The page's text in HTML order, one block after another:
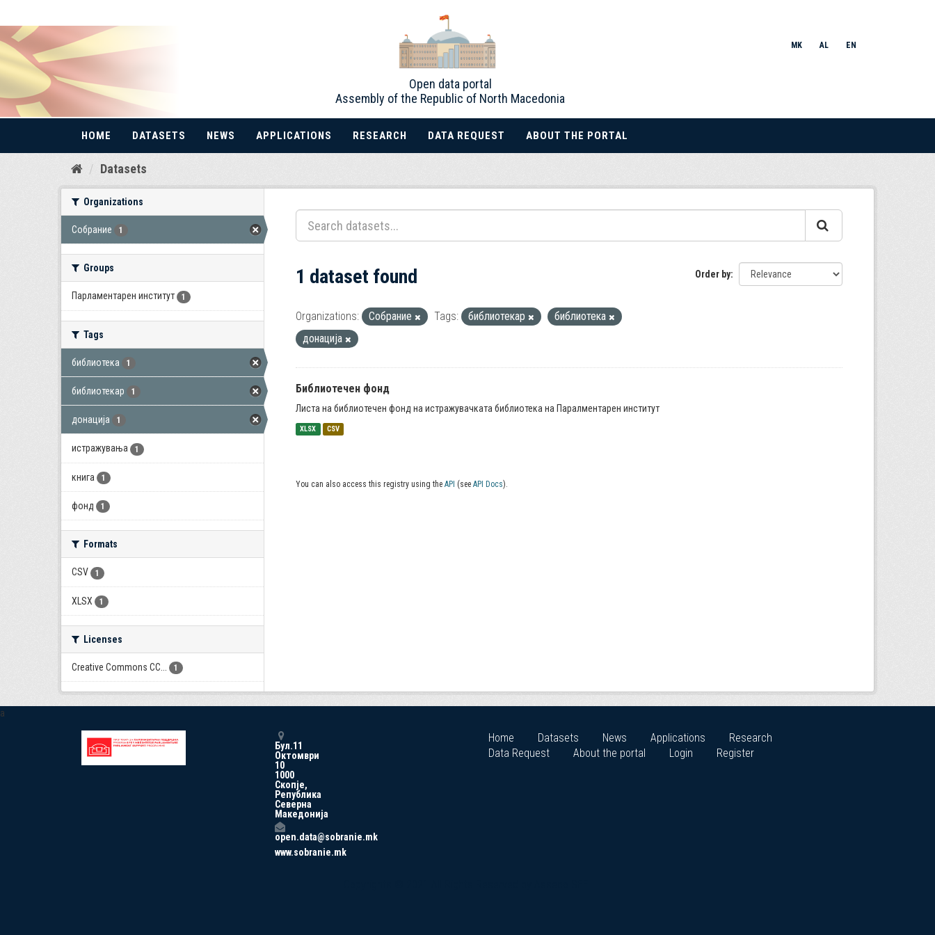
Skip
Open data portal
Assembly of the Republic of North Macedonia
MK AL EN
HOME DATASETS NEWS APPLICATIONS RESEARCH DATA REQUEST ABOUT THE PORTAL
Datasets
Organizations
Собрание 1
Groups
Парламентарен институт 1
Tags
библиотека 1
библиотекар 1
донација 1
истражувања 1
книга 1
фонд 1
Formats
CSV 1
XLSX 1
Licenses
Creative Commons CC... 1
Order by
1 dataset found
Organizations: Собрание Tags: библиотекар
библиотека
донација
Библиотечен фонд
Листа на библиотечен фонд на истражувачката библиотека на Паралментарен институт
XLSX CSV
You can also access this registry using the API (see API Docs).
a
Бул.11
Октомври
10
1000
Скопје,
Република
Северна
Македонија
open.data@sobranie.mk
www.sobranie.mk
Home Datasets News Applications
Research
Data Request
About the portal Login Register